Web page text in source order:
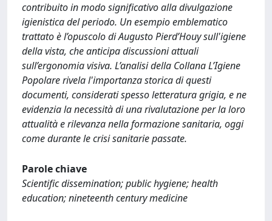
contribuito in modo significativo alla divulgazione
igienistica del periodo. Un esempio emblematico
trattato è l’opuscolo di Augusto Pierd’Houy sull'igiene
della vista, che anticipa discussioni attuali
sull’ergonomia visiva. L’analisi della Collana L’Igiene
Popolare rivela l'importanza storica di questi
documenti, considerati spesso letteratura grigia, e ne
evidenzia la necessità di una rivalutazione per la loro
attualità e rilevanza nella formazione sanitaria, oggi
come durante le crisi sanitarie passate.
Parole chiave
Scientific dissemination; public hygiene; health
education; nineteenth century medicine